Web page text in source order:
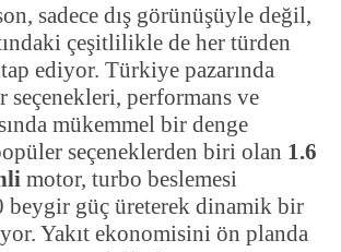
sadece dış görünüşüyle değil,
çeşitlilikle de her türden
ediyor. Türkiye pazarında
seçenekleri, performans ve
mükemmel bir denge
seçeneklerden biri olan 1.6
motor, turbo beslemesi
beygir güç üreterek dinamik bir
Yakıt ekonomisini ön planda